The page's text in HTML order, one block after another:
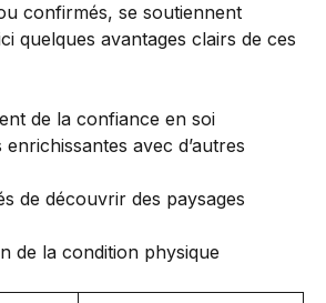
confirmés, se soutiennent
quelques avantages clairs de ces
de la confiance en soi
avec d’autres
de découvrir des paysages
de la condition physique